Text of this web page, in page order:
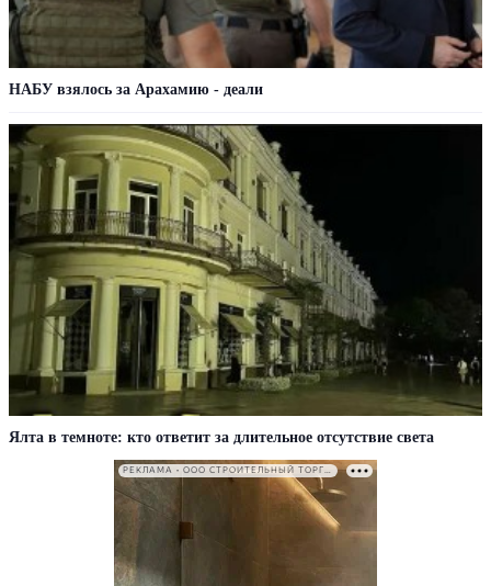
НАБУ взялось за Арахамию - деали
Ялта в темноте: кто ответит за длительное отсутствие света
РЕКЛАМА • ООО СТРОИТЕЛЬНЫЙ ТОРГОВЫЙ ДОМ «ПЕТРОВИЧ». ИНН: 7802348846